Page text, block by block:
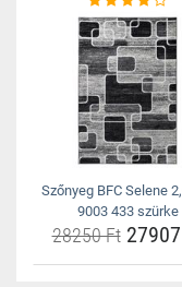
Szőnyeg BFC Selene
9003 433 szürke
28250 Ft